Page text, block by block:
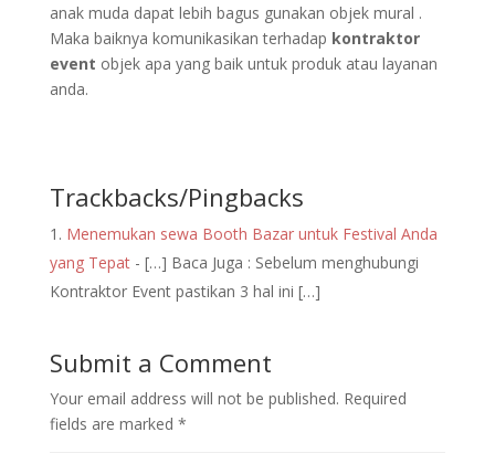
anak muda dapat lebih bagus gunakan objek mural .
Maka baiknya komunikasikan terhadap kontraktor
event objek apa yang baik untuk produk atau layanan
anda.
Trackbacks/Pingbacks
Menemukan sewa Booth Bazar untuk Festival Anda
yang Tepat- […] Baca Juga : Sebelum menghubungi
Kontraktor Event pastikan 3 hal ini […]
Submit a Comment
Your email address will not be published. Required
fields are marked *